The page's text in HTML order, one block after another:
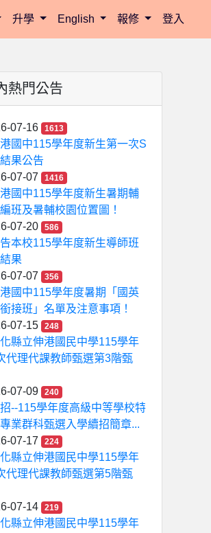
升學 English 報修 登入
熱門公告
07-16 1613
國中115學年度新生第一次S
果公告
07-07
1416
國中115學年度新生暑期輔
班及暑輔校園位置圖！
07-20
586
本校115學年度新生導師班
果
07-07
356
國中115學年度暑期「國英
接班」名單及注意事項！
07-15
248
縣立伸港國民中學115學年
代理代課教師甄選第3階甄
07-09
240
--115學年度高級中等學校特
業群科甄選入學續招簡章...
07-17
224
縣立伸港國民中學115學年
代理代課教師甄選第5階甄
07-14
219
縣立伸港國民中學115學年